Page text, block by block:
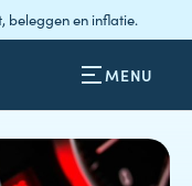
beleggen en inflatie.
MENU